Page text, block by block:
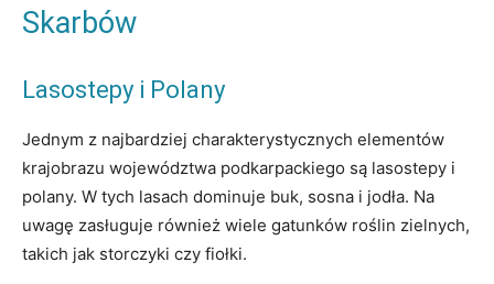
Skarbów
Lasostepy i Polany
Jednym z najbardziej charakterystycznych elementów
krajobrazu województwa podkarpackiego są lasostepy i
polany. W tych lasach dominuje buk, sosna i jodła. Na
uwagę zasługuje również wiele gatunków roślin zielnych,
takich jak storczyki czy fiołki.